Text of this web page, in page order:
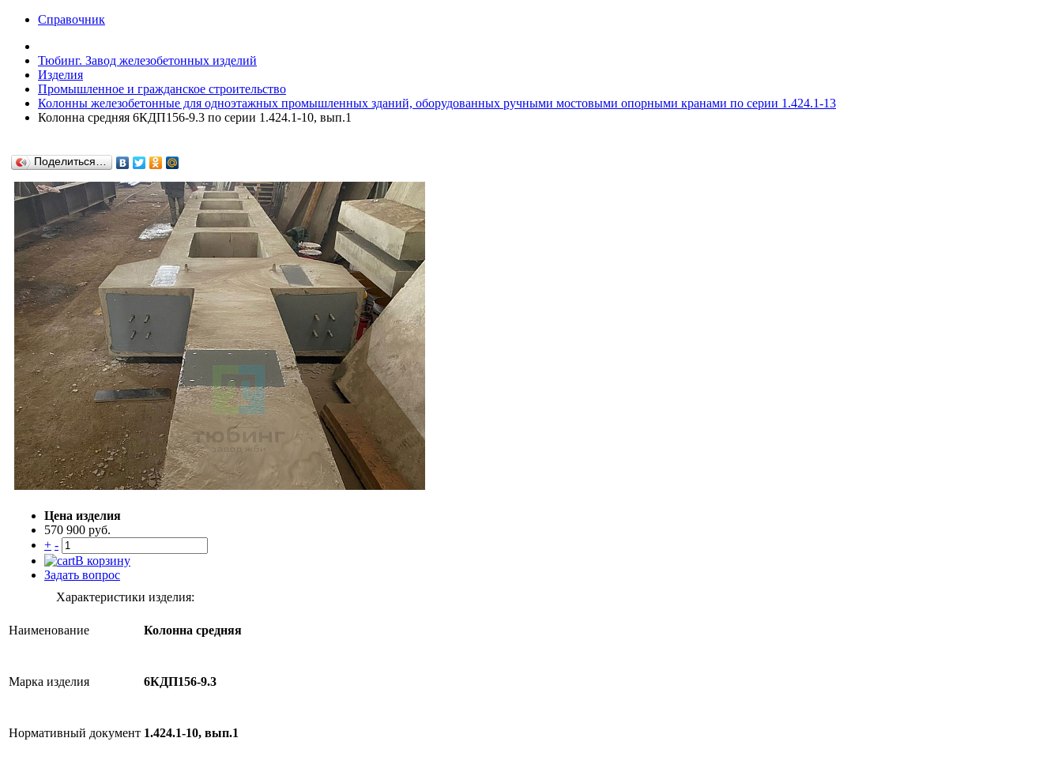
Справочник
Тюбинг. Завод железобетонных изделий
Изделия
Промышленное и гражданское строительство
Колонны железобетонные для одноэтажных промышленных зданий, оборудованных ручными мостовыми опорными кранами по серии 1.424.1-13
Колонна средняя 6КДП156-9.3 по серии 1.424.1-10, вып.1
Поделиться…
Цена изделия
570 900 руб.
+ -
В корзину
Задать вопрос
Характеристики изделия:
Наименование Колонна средняя
Марка изделия 6КДП156-9.3
Нормативный документ 1.424.1-10, вып.1